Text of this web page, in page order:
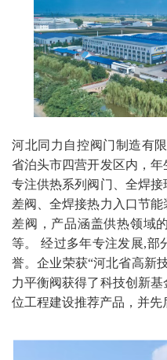
河北同力自控阀门制造有
省泊头市四营开发区内，
专注供热系列阀门、 全焊接
差阀、全焊接热力入口节
差阀，产品涵盖供热领域
等。 经过多年专注发展,部
誉。企业荣获“河北省高新
力平衡阀获得了科技创新
位工程建设推荐产品，并先